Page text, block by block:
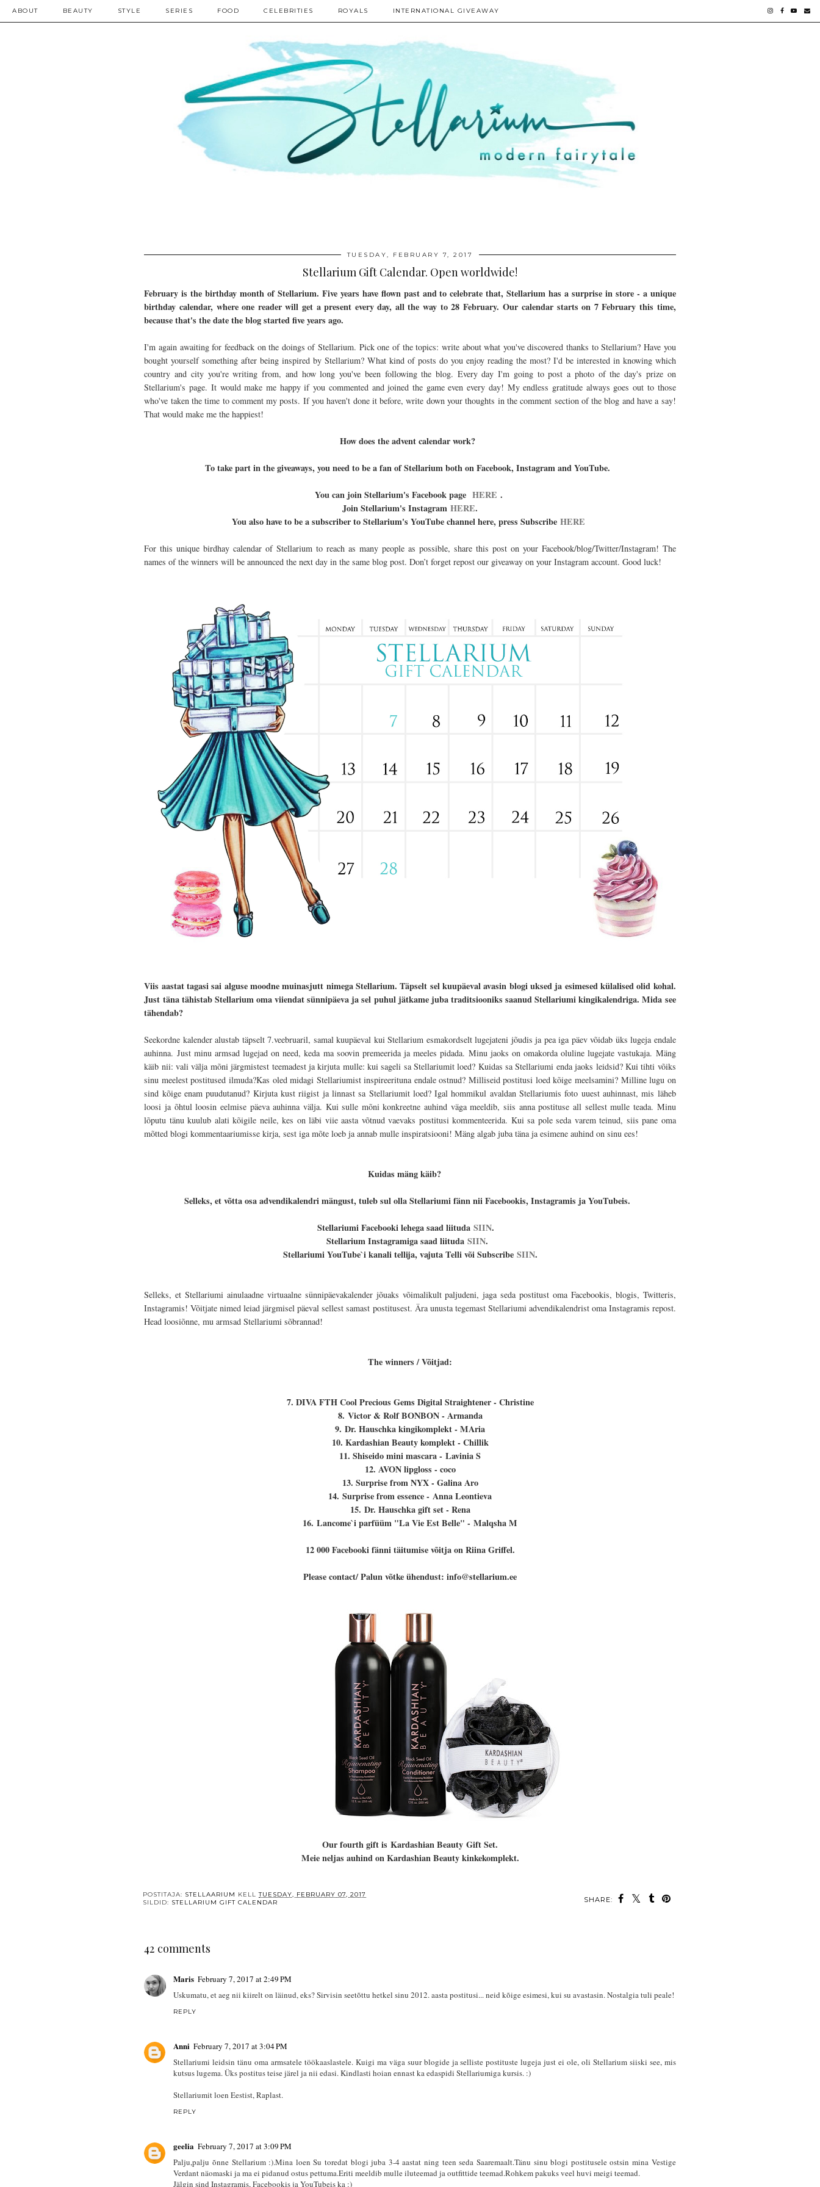
ABOUT BEAUTY STYLE SERIES FOOD CELEBRITIES ROYALS INTERNATIONAL GIVEAWAY
TUESDAY, FEBRUARY 7, 2017
Stellarium Gift Calendar. Open worldwide!
February is the birthday month of Stellarium. Five years have flown past and to celebrate that, Stellarium has a surprise in store - a unique
birthday calendar, where one reader will get a present every day, all the way to 28 February. Our calendar starts on 7 February this time,
because that's the date the blog started five years ago.
I'm again awaiting for feedback on the doings of Stellarium. Pick one of the topics: write about what you've discovered thanks to Stellarium? Have you
bought yourself something after being inspired by Stellarium? What kind of posts do you enjoy reading the most? I'd be interested in knowing which
country and city you're writing from, and how long you've been following the blog. Every day I'm going to post a photo of the day's prize on
Stellarium's page. It would make me happy if you commented and joined the game even every day! My endless gratitude always goes out to those
who've taken the time to comment my posts. If you haven't done it before, write down your thoughts in the comment section of the blog and have a say!
That would make me the happiest!
How does the advent calendar work?
To take part in the giveaways, you need to be a fan of Stellarium both on Facebook, Instagram and YouTube.
You can join Stellarium's Facebook page HERE .
Join Stellarium's Instagram HERE.
You also have to be a subscriber to Stellarium's YouTube channel here, press Subscribe HERE
For this unique birdhay calendar of Stellarium to reach as many people as possible, share this post on your Facebook/blog/Twitter/Instagram! The
names of the winners will be announced the next day in the same blog post. Don’t forget repost our giveaway on your Instagram account. Good luck!
Viis aastat tagasi sai alguse moodne muinasjutt nimega Stellarium. Täpselt sel kuupäeval avasin blogi uksed ja esimesed külalised olid kohal.
Just täna tähistab Stellarium oma viiendat sünnipäeva ja sel puhul jätkame juba traditsiooniks saanud Stellariumi kingikalendriga. Mida see
tähendab?
Seekordne kalender alustab täpselt 7.veebruaril, samal kuupäeval kui Stellarium esmakordselt lugejateni jõudis ja pea iga päev võidab üks lugeja endale
auhinna. Just minu armsad lugejad on need, keda ma soovin premeerida ja meeles pidada. Minu jaoks on omakorda oluline lugejate vastukaja. Mäng
käib nii: vali välja mõni järgmistest teemadest ja kirjuta mulle: kui sageli sa Stellariumit loed? Kuidas sa Stellariumi enda jaoks leidsid? Kui tihti võiks
sinu meelest postitused ilmuda?Kas oled midagi Stellariumist inspireerituna endale ostnud? Milliseid postitusi loed kõige meelsamini? Milline lugu on
sind kõige enam puudutanud? Kirjuta kust riigist ja linnast sa Stellariumit loed? Igal hommikul avaldan Stellariumis foto uuest auhinnast, mis läheb
loosi ja õhtul loosin eelmise päeva auhinna välja. Kui sulle mõni konkreetne auhind väga meeldib, siis anna postituse all sellest mulle teada. Minu
lõputu tänu kuulub alati kõigile neile, kes on läbi viie aasta võtnud vaevaks postitusi kommenteerida. Kui sa pole seda varem teinud, siis pane oma
mõtted blogi kommentaariumisse kirja, sest iga mõte loeb ja annab mulle inspiratsiooni! Mäng algab juba täna ja esimene auhind on sinu ees!
Kuidas mäng käib?
Selleks, et võtta osa advendikalendri mängust, tuleb sul olla Stellariumi fänn nii Facebookis, Instagramis ja YouTubeis.
Stellariumi Facebooki lehega saad liituda SIIN.
Stellarium Instagramiga saad liituda SIIN.
Stellariumi YouTube`i kanali tellija, vajuta Telli või Subscribe SIIN.
Selleks, et Stellariumi ainulaadne virtuaalne sünnipäevakalender jõuaks võimalikult paljudeni, jaga seda postitust oma Facebookis, blogis, Twitteris,
Instagramis! Võitjate nimed leiad järgmisel päeval sellest samast postitusest. Ära unusta tegemast Stellariumi advendikalendrist oma Instagramis repost.
Head loosiõnne, mu armsad Stellariumi sõbrannad!
The winners / Võitjad:
7. DIVA FTH Cool Precious Gems Digital Straightener - Christine
8. Victor & Rolf BONBON - Armanda
9. Dr. Hauschka kingikomplekt - MAria
10. Kardashian Beauty komplekt - Chillik
11. Shiseido mini mascara - Lavinia S
12. AVON lipgloss - coco
13. Surprise from NYX - Galina Aro
14. Surprise from essence - Anna Leontieva
15. Dr. Hauschka gift set - Rena
16. Lancome`i parfüüm "La Vie Est Belle" - Malqsha M
12 000 Facebooki fänni täitumise võitja on Riina Griffel.
Please contact/ Palun võtke ühendust: info@stellarium.ee
Our fourth gift is Kardashian Beauty Gift Set.
Meie neljas auhind on Kardashian Beauty kinkekomplekt.
SHARE:
POSTITAJA: STELLAARIUM KELLTUESDAY, FEBRUARY 07, 2017
SILDID: STELLARIUM GIFT CALENDAR
42 comments
Maris February 7, 2017 at 2:49 PM
Uskumatu, et aeg nii kiirelt on läinud, eks? Sirvisin seetõttu hetkel sinu 2012. aasta postitusi... neid kõige esimesi, kui su avastasin. Nostalgia tuli peale!
REPLY
Anni February 7, 2017 at 3:04 PM
Stellariumi leidsin tänu oma armsatele töökaaslastele. Kuigi ma väga suur blogide ja selliste postituste lugeja just ei ole, oli Stellarium siiski see, mis
kutsus lugema. Üks postitus teise järel ja nii edasi. Kindlasti hoian ennast ka edaspidi Stellariumiga kursis. :)
Stellariumit loen Eestist, Raplast.
REPLY
geelia February 7, 2017 at 3:09 PM
Palju,palju õnne Stellarium :).Mina loen Su toredat blogi juba 3-4 aastat ning teen seda Saaremaalt.Tänu sinu blogi postitusele ostsin mina Vestige
Verdant näomaski ja ma ei pidanud ostus pettuma.Eriti meeldib mulle iluteemad ja outfittide teemad.Rohkem pakuks veel huvi meigi teemad.
Jälgin sind Instagramis, Facebookis ja YouTubeis ka :)